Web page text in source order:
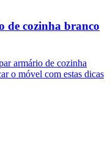
cozinha branco
armário de cozinha
o móvel com estas dicas